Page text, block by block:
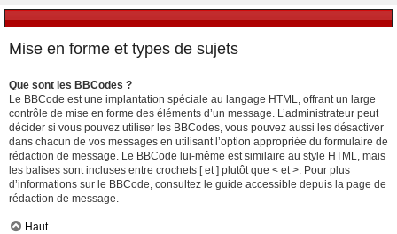
Mise en forme et types de sujets
Que sont les BBCodes ?
Le BBCode est une implantation spéciale au langage HTML, offrant un large
contrôle de mise en forme des éléments d’un message. L’administrateur peut
décider si vous pouvez utiliser les BBCodes, vous pouvez aussi les désactiver
dans chacun de vos messages en utilisant l’option appropriée du formulaire de
rédaction de message. Le BBCode lui-même est similaire au style HTML, mais
les balises sont incluses entre crochets [ et ] plutôt que < et >. Pour plus
d’informations sur le BBCode, consultez le guide accessible depuis la page de
rédaction de message.
Haut